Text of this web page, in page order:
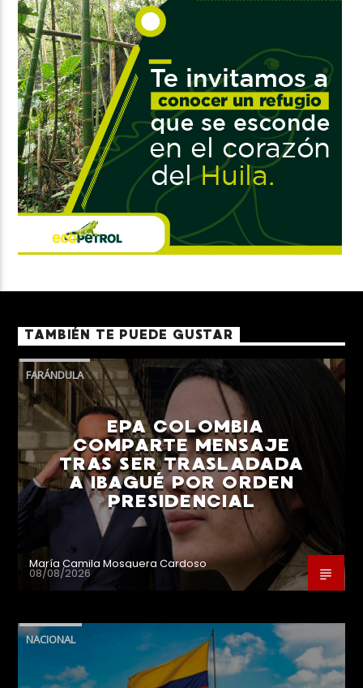
TAMBIÉN TE PUEDE GUSTAR
FARÁNDULA
EPA COLOMBIA
COMPARTE MENSAJE
TRAS SER TRASLADADA
A IBAGUÉ POR ORDEN
PRESIDENCIAL
María Camila Mosquera Cardoso
08/08/2026
NACIONAL